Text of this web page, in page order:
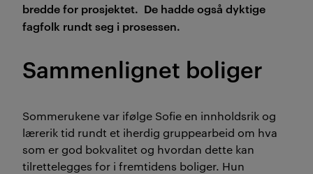
bredde for prosjektet. De hadde også dyktige
fagfolk rundt seg i prosessen.
Sammenlignet boliger
Sommerukene var ifølge Sofie en innholdsrik og
lærerik tid rundt et iherdig gruppearbeid om hva
som er god bokvalitet og hvordan dette kan
tilrettelegges for i fremtidens boliger. Hun